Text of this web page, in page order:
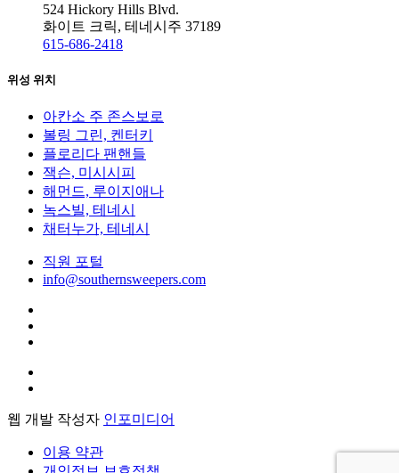
524 Hickory Hills Blvd.
화이트 크릭, 테네시주 37189
615-686-2418
위성 위치
아칸소 주 존스보로
볼링 그린, 켄터키
플로리다 팬핸들
잭슨, 미시시피
해먼드, 루이지애나
녹스빌, 테네시
채터누가, 테네시
직원 포털
info@southernsweepers.com
웹 개발 작성자 인포미디어
이용 약관